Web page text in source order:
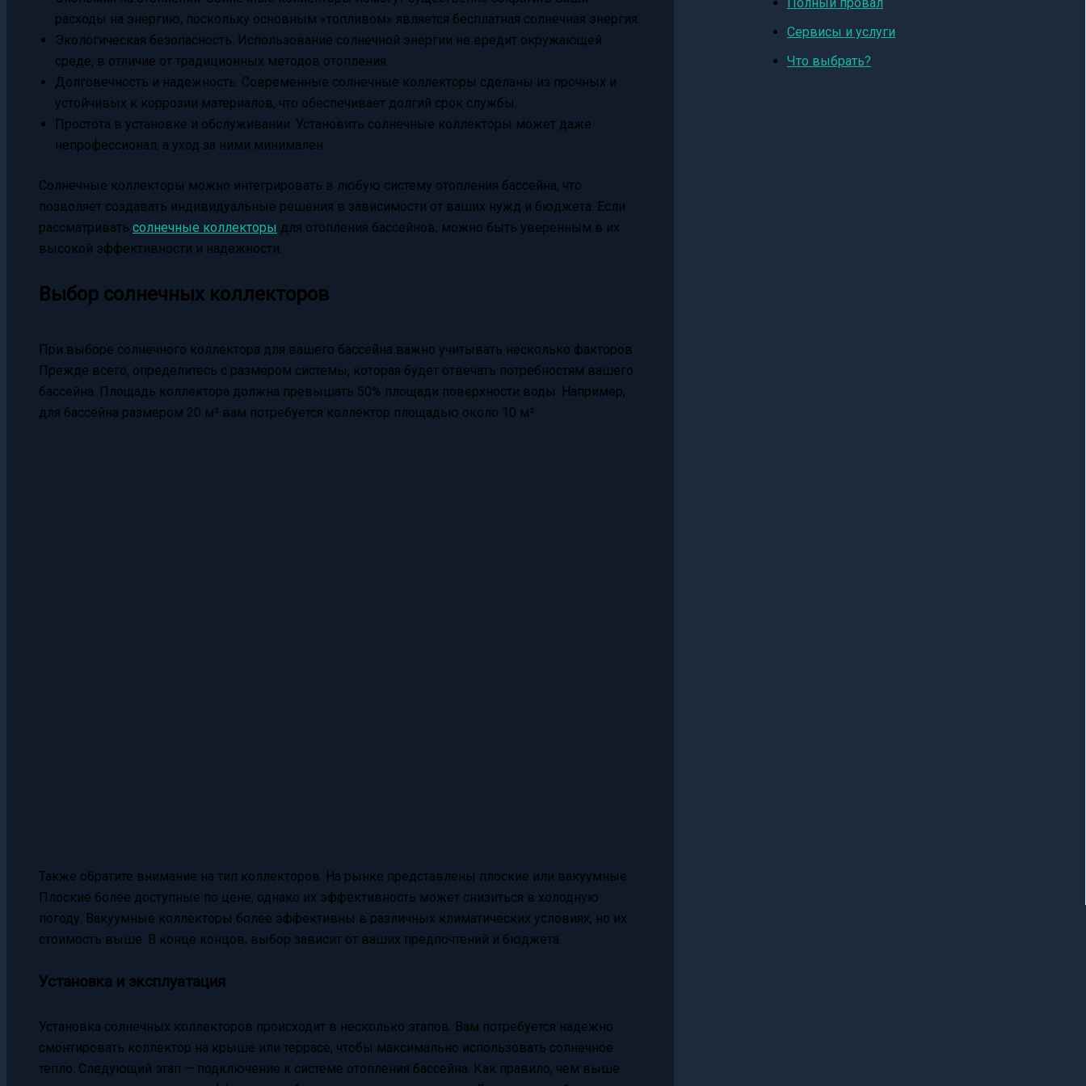
расходы на энергию, поскольку основным «топливом» является бесплатная солнечная энергия.
Экологическая безопасность. Использование солнечной энергии не вредит окружающей
среде, в отличие от традиционных методов отопления.
Долговечность и надежность. Современные солнечные коллекторы сделаны из прочных и
устойчивых к коррозии материалов, что обеспечивает долгий срок службы.
Простота в установке и обслуживании. Установить солнечные коллекторы может даже
непрофессионал, а уход за ними минимален.
Солнечные коллекторы можно интегрировать в любую систему отопления бассейна, что
позволяет создавать индивидуальные решения в зависимости от ваших нужд и бюджета. Если
рассматривать солнечные коллекторы для отопления бассейнов, можно быть уверенным в их
высокой эффективности и надежности.
Выбор солнечных коллекторов
При выборе солнечного коллектора для вашего бассейна важно учитывать несколько факторов.
Прежде всего, определитесь с размером системы, которая будет отвечать потребностям вашего
бассейна. Площадь коллектора должна превышать 50% площади поверхности воды. Например,
для бассейна размером 20 м² вам потребуется коллектор площадью около 10 м².
Также обратите внимание на тип коллекторов. На рынке представлены плоские или вакуумные.
Плоские более доступные по цене, однако их эффективность может снизиться в холодную
погоду. Вакуумные коллекторы более эффективны в различных климатических условиях, но их
стоимость выше. В конце концов, выбор зависит от ваших предпочтений и бюджета.
Установка и эксплуатация
Установка солнечных коллекторов происходит в несколько этапов. Вам потребуется надежно
смонтировать коллектор на крыше или террасе, чтобы максимально использовать солнечное
тепло. Следующий этап — подключение к системе отопления бассейна. Как правило, чем выше
Полный провал
Сервисы и услуги
Что выбрать?